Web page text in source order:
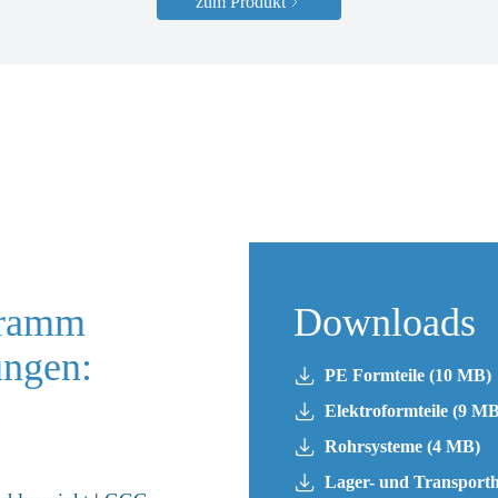
Downloads
PE Formteile (10 MB)
Elektroformteile (9
Rohrsysteme (4 MB)
Lager- und